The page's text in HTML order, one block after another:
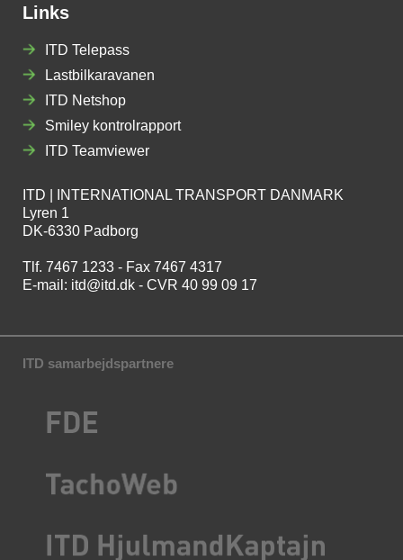
Links
ITD Telepass
Lastbilkaravanen
ITD Netshop
Smiley kontrolrapport
ITD Teamviewer
ITD | INTERNATIONAL TRANSPORT DANMARK
Lyren 1
DK-6330 Padborg
Tlf. 7467 1233 - Fax 7467 4317
E-mail: itd@itd.dk - CVR 40 99 09 17
ITD samarbejdspartnere